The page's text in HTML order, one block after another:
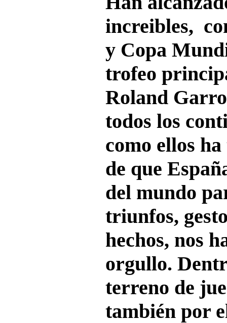
increibles,
y Copa
trofeo
Roland
todos los
como ellos
de que
del mundo
triunfos,
hechos, nos
orgullo.
terreno de
también por